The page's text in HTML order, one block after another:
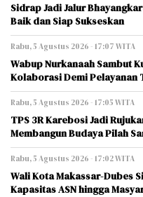
Sidrap Jadi Jalur
Baik dan Siap Sukseskan
Rabu, 5 Agustus 2026 - 17:07 WITA
Wabup Nurkanaah Sambut
Kolaborasi Demi Pelayanan
Rabu, 5 Agustus 2026 - 17:05 WITA
TPS 3R Karebosi Jadi
Membangun Budaya Pilah
Rabu, 5 Agustus 2026 - 17:02 WITA
Wali Kota Makassar-Dubes
Kapasitas ASN hingga